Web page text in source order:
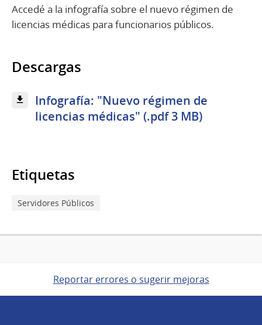
Accedé a la infografía sobre el nuevo régimen de
licencias médicas para funcionarios públicos.
Descargas
Infografía: "Nuevo régimen de
licencias médicas" (.pdf 3 MB)
Etiquetas
Servidores Públicos
Reportar errores o sugerir mejoras